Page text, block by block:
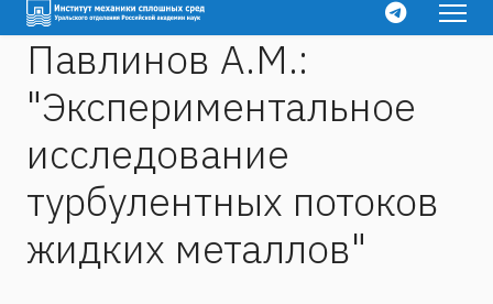
Павлинов А.М.:
"Экспериментальное
исследование
турбулентных потоков
жидких металлов"